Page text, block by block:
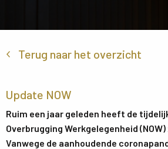
Terug naar het overzicht
Update NOW
Ruim een jaar geleden heeft de
Overbrugging Werkgelegenheid
Vanwege de aanhoudende